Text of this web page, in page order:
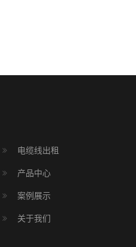
电缆线出租
产品中心
案例展示
关于我们